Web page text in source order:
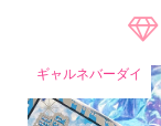
ギャルネバーダイ